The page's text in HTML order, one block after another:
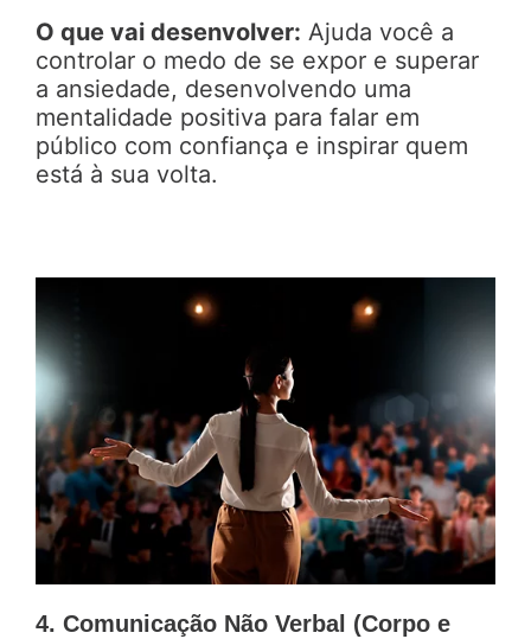
O que vai desenvolver: Ajuda você a
controlar o medo de se expor e superar
a ansiedade, desenvolvendo uma
mentalidade positiva para falar em
público com confiança e inspirar quem
está à sua volta.
4. Comunicação Não Verbal (Corpo e